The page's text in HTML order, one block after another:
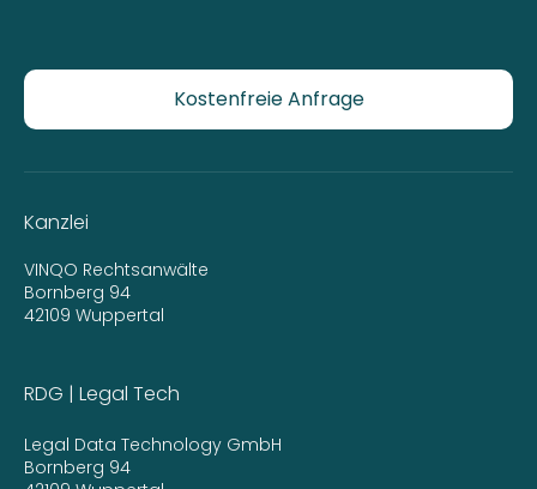
Kostenfreie Anfrage
Kanzlei
VINQO Rechtsanwälte
Bornberg 94
42109 Wuppertal
RDG | Legal Tech
Legal Data Technology GmbH
Bornberg 94